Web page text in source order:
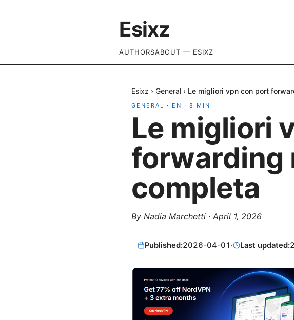
Esixz
AUTHORSABOUT — ESIXZ
Esixz › General › Le migliori vpn con port
GENERAL · EN · 8 MIN
Le migliori
forwarding
completa
By Nadia Marchetti · April 1, 2026
Published:2026-04-01 · Last updated: